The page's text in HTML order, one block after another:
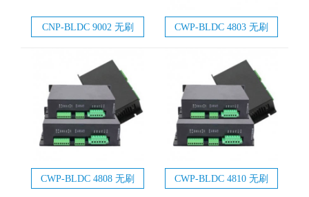
CNP-BLDC 9002 无刷
CWP-BLDC 4803 无刷
CWP-BLDC 4808 无刷
CWP-BLDC 4810 无刷